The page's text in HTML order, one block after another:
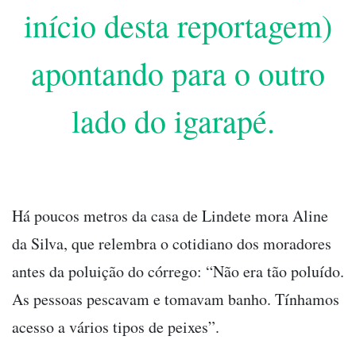
início desta reportagem)
apontando para o outro
lado do igarapé.
Há poucos metros da casa de Lindete mora Aline
da Silva, que relembra o cotidiano dos moradores
antes da poluição do córrego: “Não era tão poluído.
As pessoas pescavam e tomavam banho. Tínhamos
acesso a vários tipos de peixes”.